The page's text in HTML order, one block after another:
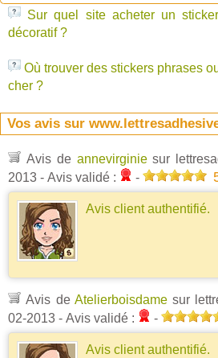
Sur quel site acheter un
décoratif ?
Où trouver des stickers phrases
cher ?
Vos avis sur
Avis de annevirginiesur
2013 - Avis validé : -
Avis client authentifié.
Avis de Atelierboisdamesur
02-2013 - Avis validé : -
Avis client authentifié.